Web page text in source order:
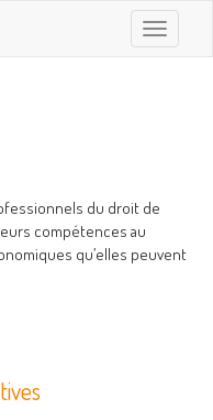
Toggle
du droit de
compétences au
qu’elles peuvent